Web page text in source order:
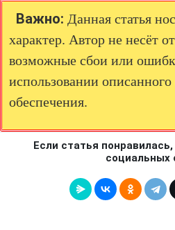
Важно: Данная статья
характер. Автор не несёт
возможные сбои или
использовании
обеспечения.
Если статья
социальных